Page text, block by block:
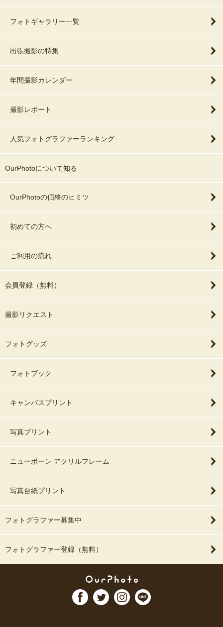
フォトギャラリー一覧
出張撮影の特集
年間撮影カレンダー
撮影レポート
人気フォトグラファーランキング
OurPhotoについて知る
OurPhotoの価格のヒミツ
初めての方へ
ご利用の流れ
会員登録（無料）
撮影リクエスト
フォトグッズ
フォトブック
キャンバスプリント
写真プリント
ニューボーン アクリルフレーム
写真台紙プリント
フォトグラファー募集中
フォトグラファー登録（無料）